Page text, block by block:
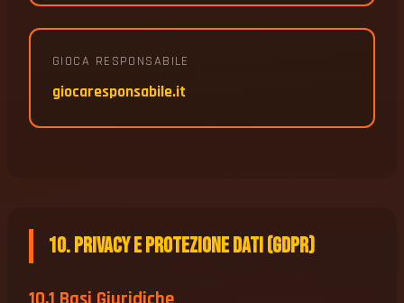
GIOCA RESPONSABILE
giocaresponsabile.it
10. Privacy e Protezione Dati (GDPR)